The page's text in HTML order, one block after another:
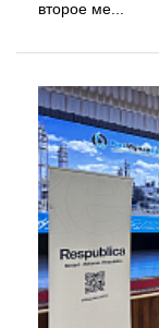
второе ме...